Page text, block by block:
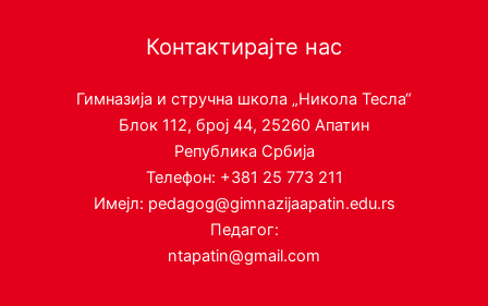
Контактирајте нас
Гимназија и стручна школа „Никола Тесла“
Блок 112, број 44, 25260 Апатин
Република Србија
Телефон: +381 25 773 211
Имејл: pedagog@gimnazijaapatin.edu.rs
Педагог:
ntapatin@gmail.com